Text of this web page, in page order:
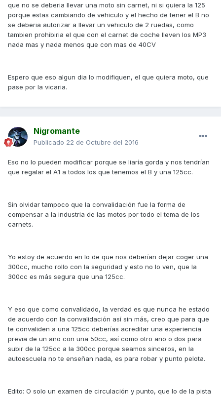
que no se deberia llevar una moto sin carnet, ni si quiera la 125
porque estas cambiando de vehiculo y el hecho de tener el B no
se deberia autorizar a llevar un vehiculo de 2 ruedas, como
tambien prohibiria el que con el carnet de coche lleven los MP3
nada mas y nada menos que con mas de 40CV
Espero que eso algun dia lo modifiquen, el que quiera moto, que
pase por la vicaria.
Nigromante
Publicado 22 de Octubre del 2016
Eso no lo pueden modificar porque se liaría gorda y nos tendrían
que regalar el A1 a todos los que tenemos el B y una 125cc.
Sin olvidar tampoco que la convalidación fue la forma de
compensar a la industria de las motos por todo el tema de los
carnets.
Yo estoy de acuerdo en lo de que nos deberían dejar coger una
300cc, mucho rollo con la seguridad y esto no lo ven, que la
300cc es más segura que una 125cc.
Y eso que como convalidado, la verdad es que nunca he estado
de acuerdo con la convalidación así sin más, creo que para que
te convaliden a una 125cc deberías acreditar una experiencia
previa de un año con una 50cc, así como otro año o dos para
subir de la 125cc a la 300cc porque seamos sinceros, en la
autoescuela no te enseñan nada, es para robar y punto pelota.
Edito: O solo un examen de circulación y punto, que lo de la pista